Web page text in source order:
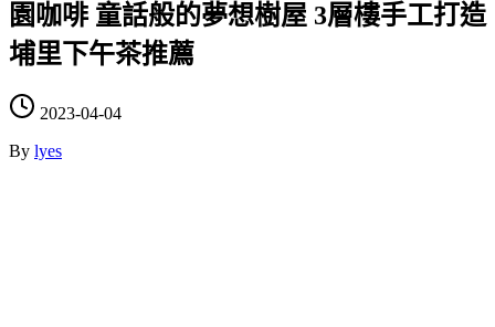
園咖啡 童話般的夢想樹屋 3層樓手工打造
埔里下午茶推薦
2023-04-04
By lyes